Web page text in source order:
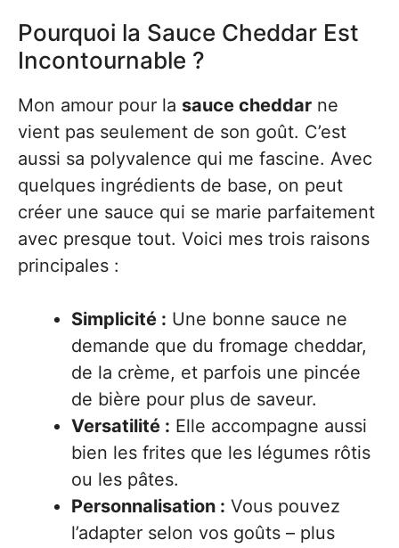
Pourquoi la Sauce Cheddar Est
Incontournable ?
Mon amour pour la sauce cheddar ne
vient pas seulement de son goût. C’est
aussi sa polyvalence qui me fascine. Avec
quelques ingrédients de base, on peut
créer une sauce qui se marie parfaitement
avec presque tout. Voici mes trois raisons
principales :
Simplicité : Une bonne sauce ne
demande que du fromage cheddar,
de la crème, et parfois une pincée
de bière pour plus de saveur.
Versatilité : Elle accompagne aussi
bien les frites que les légumes rôtis
ou les pâtes.
Personnalisation : Vous pouvez
l’adapter selon vos goûts – plus